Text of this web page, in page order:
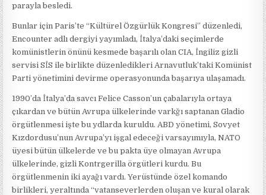
parayla besledi.
Bunlar için Paris’te “Kültürel Özgürlük Kongresi” düzenledi,
Encounter adlı dergiyi yayımladı, İtalya’daki seçimlerde
komünistlerin önünü kesmede başarılı olan CIA, İngiliz gizli
servisi SİS ile birlikte düzenledikleri Arnavutluk’taki Komünist
Parti yönetimini devirme operasyonunda başarıya ulaşamadı.
1990’da İtalya’da savcı Felice Casson’un çabalarıyla ortaya
çıkardan ve bütün Avrupa ülkelerinde varkğı saptanan Gladio
örgütlenmesi işte bu ydlarda kuruldu. ABD yönetimi, Sovyet
Kızdordusu’nun Avrupa’yı işgal edeceği varsayımıyla, NATO
üyesi bütün ülkelerde ve bu pakta üye olmayan Avrupa
ülkelerinde, gizli Kontrgerilla örgütleri kurdu. Bu
örgütlenmenin iki ayağı vardı. Yerüstünde özel komando
birlikleri, yeraltında “vatanseverlerden oluşan ve kural olarak